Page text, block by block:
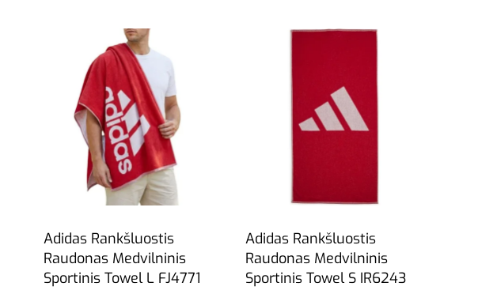
Adidas Rankšluostis
Raudonas Medvilninis
Sportinis Towel L FJ4771
Adidas Rankšluostis
Raudonas Medvilninis
Sportinis Towel S IR6243